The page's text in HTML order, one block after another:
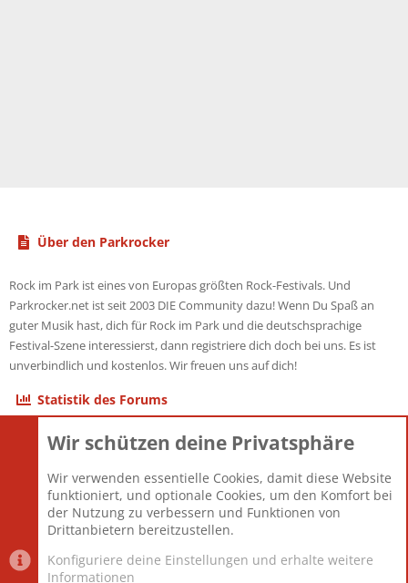
Über den Parkrocker
Rock im Park ist eines von Europas größten Rock-Festivals. Und
Parkrocker.net ist seit 2003 DIE Community dazu! Wenn Du Spaß an
guter Musik hast, dich für Rock im Park und die deutschsprachige
Festival-Szene interessierst, dann registriere dich doch bei uns. Es ist
unverbindlich und kostenlos. Wir freuen uns auf dich!
Statistik des Forums
Themen
Mitglieder
12.427
Neuestes Mitglied
Berlin
Wir schützen deine Privatsphäre
Wir verwenden essentielle Cookies, damit diese Website
funktioniert, und optionale Cookies, um den Komfort bei
der Nutzung zu verbessern und Funktionen von
Drittanbietern bereitzustellen.
Konfiguriere deine Einstellungen und erhalte weitere
Informationen